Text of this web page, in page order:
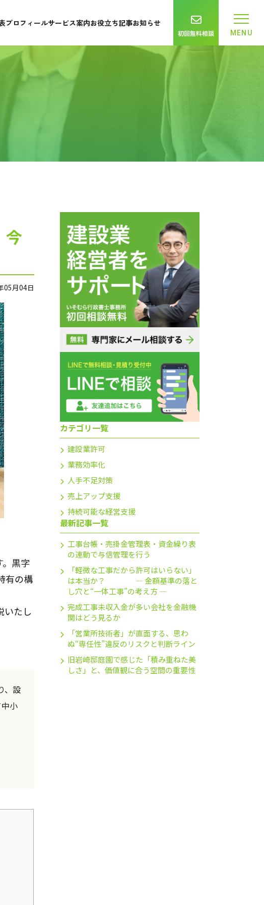
プロフィールサービス案内
サービス一覧
お役立ち記事お知らせ
初回無料相談 MENU
今
05月04日
黒字
有の構
いたし
、設
小
カテゴリ一覧
建設業許可
業務効率化
人手不足対策
売上アップ支援
持続可能な経営支援
最新記事一覧
工事台帳・売掛金管理表・資金繰り表
の連動で与信管理を行う
「軽微な工事だから許可はいらない」
は本当か？ ― 金額基準の落と
し穴と“一体工事”の考え方 ―
完成工事未収入金が多い会社を金融機
関はどう見るか
「営業所技術者」が直面する、思わ
ぬ“専任性”違反のリスクと判断ライン
旧岩崎邸庭園で感じた「積み重ねた美
しさ」と、価値観に合う空間の重要性
代表プロフィール
お問合せ
ださい。
ールから相談する
24時間365日受付